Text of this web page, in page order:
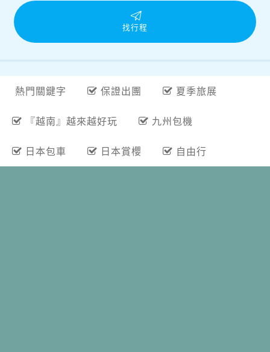
找行程
熱門關鍵字 保證出團 夏季旅展
『越南』越來越好玩 九州包機
日本包車 日本賞櫻 自由行